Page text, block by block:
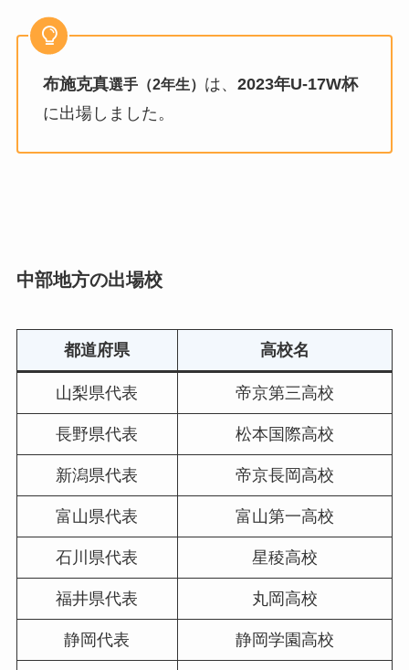
布施克真選手（2年生） は、 2023年U-17W杯
に出場しました。
中部地方の出場校
都道府県 高校名
山梨県代表 帝京第三高校
長野県代表 松本国際高校
新潟県代表 帝京長岡高校
富山県代表 富山第一高校
石川県代表 星稜高校
福井県代表 丸岡高校
静岡代表 静岡学園高校